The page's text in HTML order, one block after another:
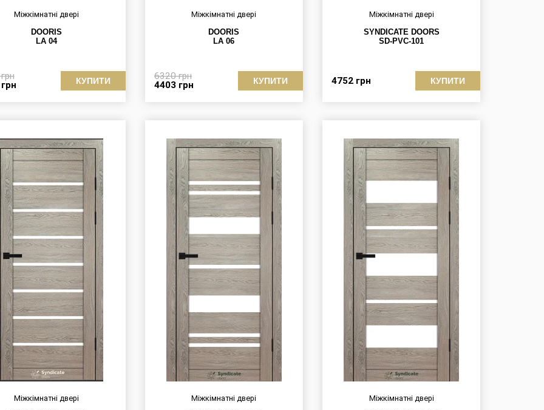
Міжкімнатні двері
DOORIS
LA 04
грн
грн КУПИТИ
Міжкімнатні двері
DOORIS
LA 06
6320грн
4403 грн КУПИТИ
Міжкімнатні двері
SYNDICATE DOORS
SD-PVC-101
4752 грн КУПИТИ
Міжкімнатні двері Міжкімнатні двері Міжкімнатні двері